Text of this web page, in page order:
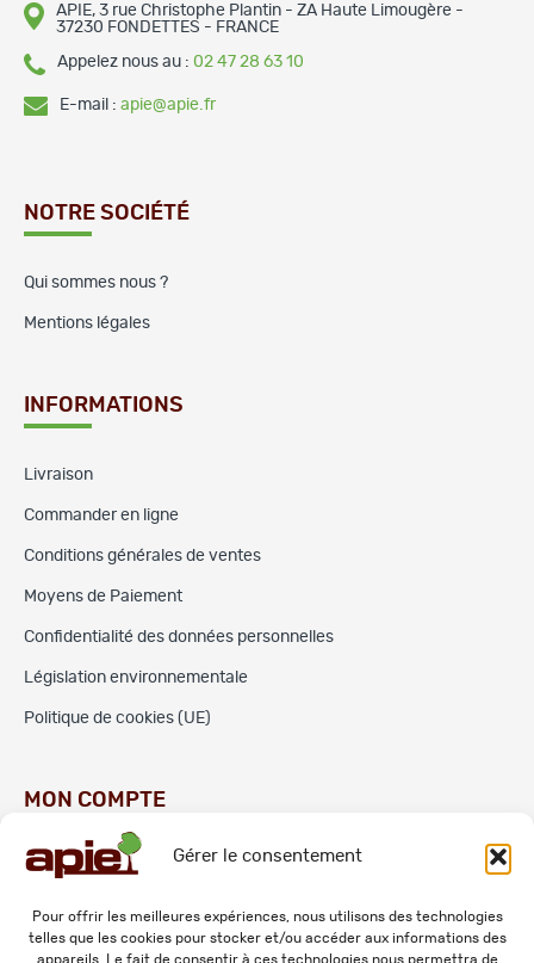
Gérer le consentement
Pour offrir les meilleures expériences, nous utilisons des technologies
telles que les cookies pour stocker et/ou accéder aux informations des
appareils. Le fait de consentir à ces technologies nous permettra de
APIE, 3 rue Christophe Plantin - ZA Haute Limougère -
37230 FONDETTES - FRANCE
Appelez nous au : 02 47 28 63 10
E-mail : apie@apie.fr
NOTRE SOCIÉTÉ
Qui sommes nous ?
Mentions légales
INFORMATIONS
Livraison
Commander en ligne
Conditions générales de ventes
Moyens de Paiement
Confidentialité des données personnelles
Législation environnementale
Politique de cookies (UE)
MON COMPTE
Commandes
Adresses
Mes informations personnelles